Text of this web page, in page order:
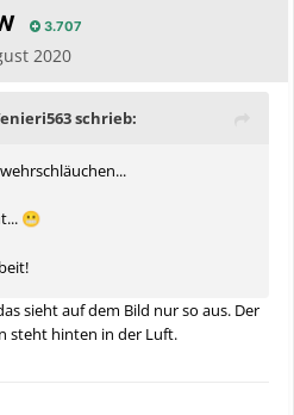
3.707
2020
schrieb:
😬
sieht auf dem Bild nur so aus. Der
steht hinten in der Luft.